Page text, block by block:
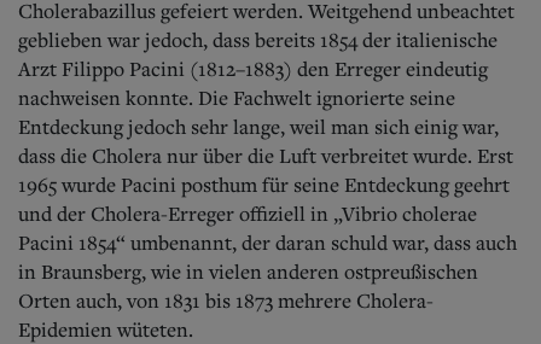
Cholerabazillus gefeiert werden. Weitgehend unbeachtet
geblieben war jedoch, dass bereits 1854 der italienische
Arzt Filippo Pacini (1812–1883) den Erreger eindeutig
nachweisen konnte. Die Fachwelt ignorierte seine
Entdeckung jedoch sehr lange, weil man sich einig war,
dass die Cholera nur über die Luft verbreitet wurde. Erst
1965 wurde Pacini posthum für seine Entdeckung geehrt
und der Cholera-Erreger offiziell in „Vibrio cholerae
Pacini 1854“ umbenannt, der daran schuld war, dass auch
in Braunsberg, wie in vielen anderen ostpreußischen
Orten auch, von 1831 bis 1873 mehrere Cholera-
Epidemien wüteten.